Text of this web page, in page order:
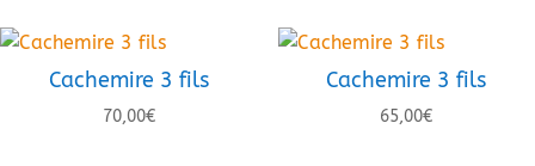
Cachemire 3 fils
70,00€
Cachemire 3 fils
65,00€